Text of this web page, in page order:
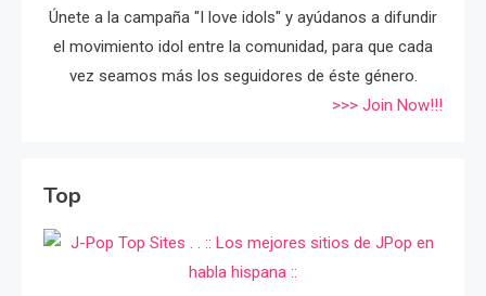
Únete a la campaña "I love idols" y ayúdanos a difundir
el movimiento idol entre la comunidad, para que cada
vez seamos más los seguidores de éste género.
>>> Join Now!!!
Top